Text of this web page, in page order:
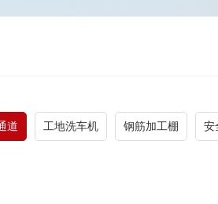
道 工地洗车机 钢筋加工棚 安